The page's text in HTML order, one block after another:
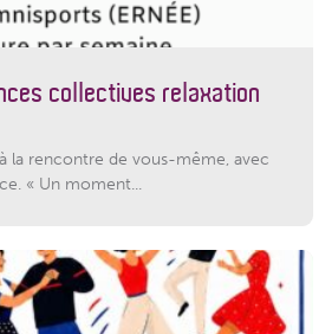
collectives relaxation
la rencontre de vous-même, avec
« Un moment...